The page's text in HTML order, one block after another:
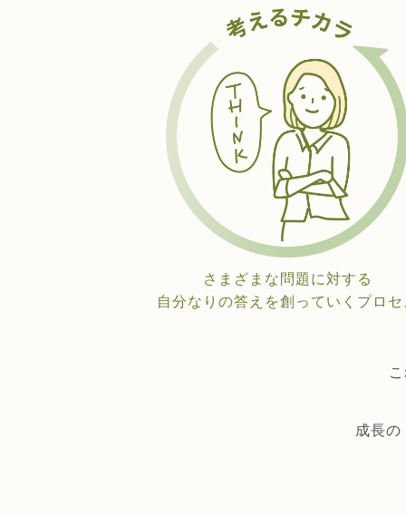
さまざまな問題に対する
自分なりの答えを創っていくプロ
成長